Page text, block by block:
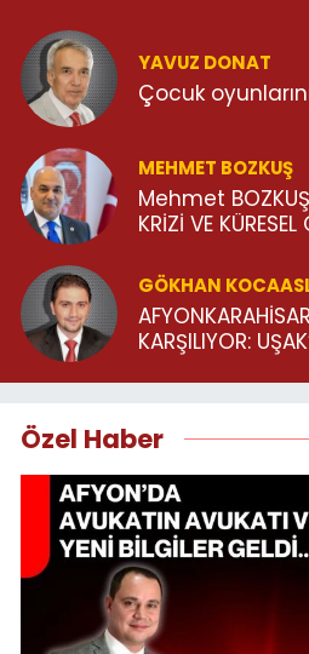
YAVUZ DONAT
Çocuk
MEHMET BOZKUŞ
Mehmet
KRİZİ VE
GÖKHAN
KARŞILIYOR:
Özel Haber